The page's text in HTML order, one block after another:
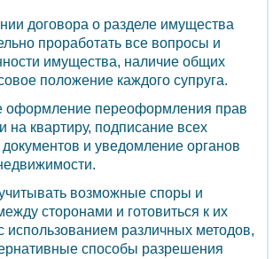
договора о разделе имущества
проработать все вопросы и
имущества, наличие общих
положение каждого супруга.
оформление переоформления прав
на квартиру, подписание всех
и уведомление органов
возможные споры и
сторонами и готовиться к их
использованием различных методов,
способы разрешения